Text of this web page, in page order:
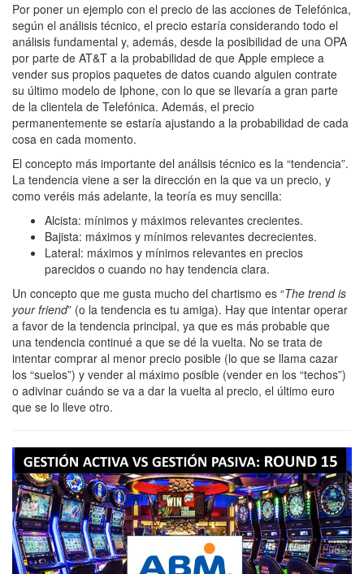
Por poner un ejemplo con el precio de las acciones de Telefónica,
según el análisis técnico, el precio estaría considerando todo el
análisis fundamental y, además, desde la posibilidad de una OPA
por parte de AT&T a la probabilidad de que Apple empiece a
vender sus propios paquetes de datos cuando alguien contrate
su último modelo de Iphone, con lo que se llevaría a gran parte
de la clientela de Telefónica. Además, el precio
permanentemente se estaría ajustando a la probabilidad de cada
cosa en cada momento.
El concepto más importante del análisis técnico es la “tendencia”.
La tendencia viene a ser la dirección en la que va un precio, y
como veréis más adelante, la teoría es muy sencilla:
Alcista: mínimos y máximos relevantes crecientes.
Bajista: máximos y mínimos relevantes decrecientes.
Lateral: máximos y mínimos relevantes en precios
parecidos o cuando no hay tendencia clara.
Un concepto que me gusta mucho del chartismo es “The trend is
your friend” (o la tendencia es tu amiga). Hay que intentar operar
a favor de la tendencia principal, ya que es más probable que
una tendencia continué a que se dé la vuelta. No se trata de
intentar comprar al menor precio posible (lo que se llama cazar
los “suelos”) y vender al máximo posible (vender en los “techos”)
o adivinar cuándo se va a dar la vuelta al precio, el último euro
que se lo lleve otro.